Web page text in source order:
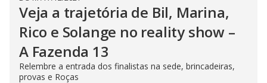
Veja a trajetória de Bil, Marina,
Rico e Solange no reality show –
A Fazenda 13
Relembre a entrada dos finalistas na sede, brincadeiras,
provas e Roças